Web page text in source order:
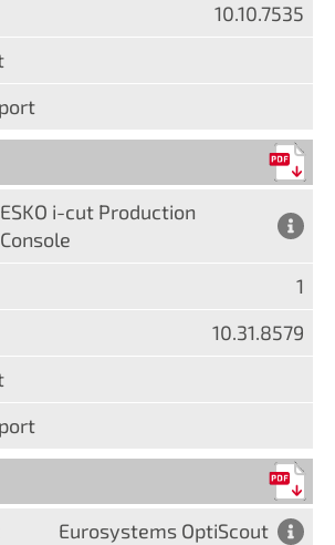
10.10.7535
ESKO i-cut Production
Console
1
10.31.8579
Eurosystems OptiScout